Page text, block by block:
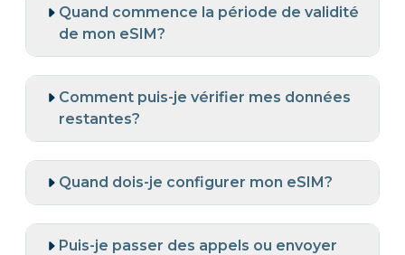
Quand commence la période de validité
de mon eSIM?
Comment puis-je vérifier mes données
restantes?
Quand dois-je configurer mon eSIM?
Puis-je passer des appels ou envoyer